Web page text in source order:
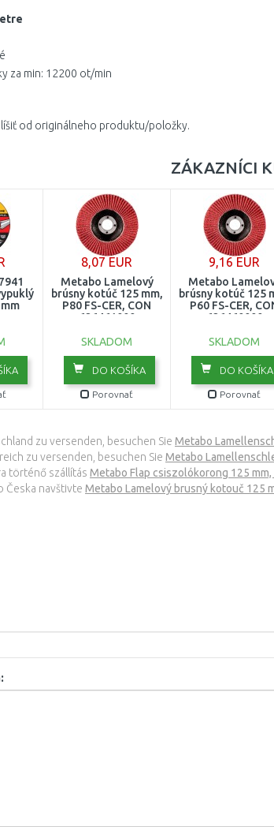
za min: 12200 ot/min
líšiť od originálneho produktu/položky.
ZÁKAZNÍCI
8,07 EUR
Metabo Lamelový
brúsny kotúč 125 mm,
P80 FS-CER, CON
626461000
SKLADOM
DO KOŠÍKA
Porovnať
9,16 EUR
Metabo
brúsny kotúč 125
P60 FS-CER,
626460000
SKLADOM
DO KOŠÍKA
Porovnať
zu versenden, besuchen Sie Metabo
zu versenden, besuchen Sie Metabo
történő szállítás Metabo Flap csiszolókorong 125 mm,
Česka navštivte Metabo Lamelový brusný kotouč 125